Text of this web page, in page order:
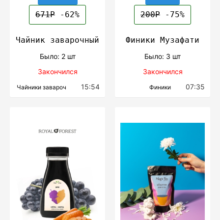
671Р -62%
Чайник заварочный
Было: 2 шт
Закончился
Чайники завароч 15:54
200Р -75%
Финики Музафати
Было: 3 шт
Закончился
Финики 07:35